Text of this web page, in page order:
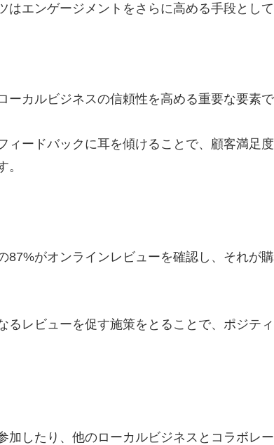
エンゲージメントをさらに高める手段として
カルビジネスの信頼性を高める重要な要素で
ードバックに耳を傾けることで、顧客満足度
。
87%がオンラインレビューを確認し、それが
るレビューを促す施策をとることで、ポジテ
加したり、他のローカルビジネスとコラボレ